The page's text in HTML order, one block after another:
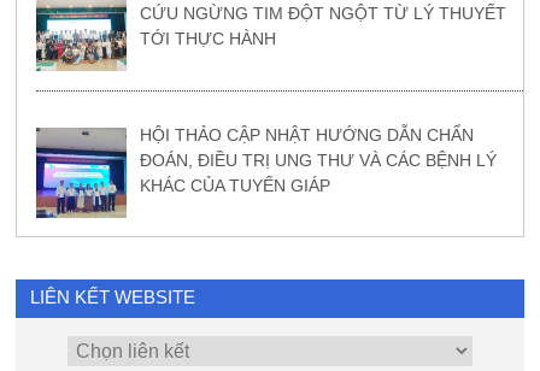
CỨU NGỪNG TIM ĐỘT NGỘT TỪ LÝ THUYẾT
TỚI THỰC HÀNH
HỘI THẢO CẬP NHẬT HƯỚNG DẪN CHẨN
ĐOÁN, ĐIỀU TRỊ UNG THƯ VÀ CÁC BỆNH LÝ
KHÁC CỦA TUYẾN GIÁP
LIÊN KẾT WEBSITE